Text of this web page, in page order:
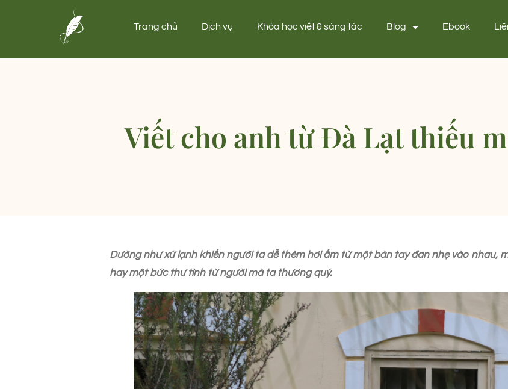
Trang chủ Dịch vụ Khóa học viết & sáng tác Blog Ebook
Viết cho anh từ Đà Lạt thiếu
Dường như xứ lạnh khiến người ta dễ thèm hơi ấm từ một bàn tay đan nhẹ vào nhau,
hay một bức thư tình từ người mà ta thương quý.